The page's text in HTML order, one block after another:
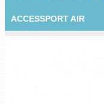
ACCESSPORT AIR